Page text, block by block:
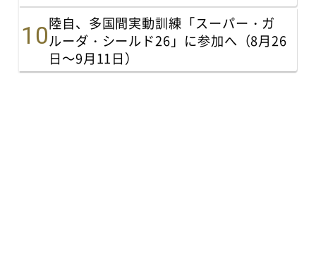
陸自、多国間実動訓練「スーパー・ガ
ルーダ・シールド26」に参加へ（8月26
日～9月11日）